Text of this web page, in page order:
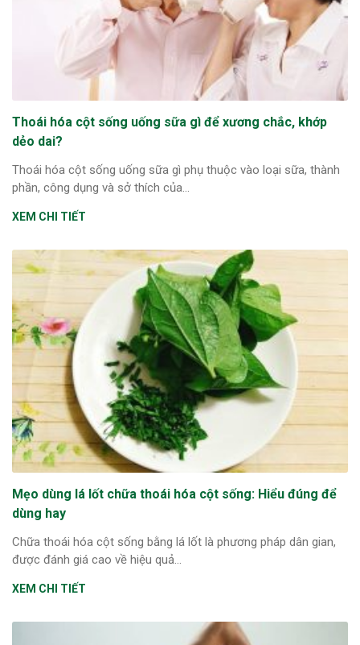
Thoái hóa cột sống uống sữa gì để xương chắc, khớp
dẻo dai?
Thoái hóa cột sống uống sữa gì phụ thuộc vào loại sữa, thành
phần, công dụng và sở thích của...
XEM CHI TIẾT
Mẹo dùng lá lốt chữa thoái hóa cột sống: Hiểu đúng để
dùng hay
Chữa thoái hóa cột sống bằng lá lốt là phương pháp dân gian,
được đánh giá cao về hiệu quả...
XEM CHI TIẾT